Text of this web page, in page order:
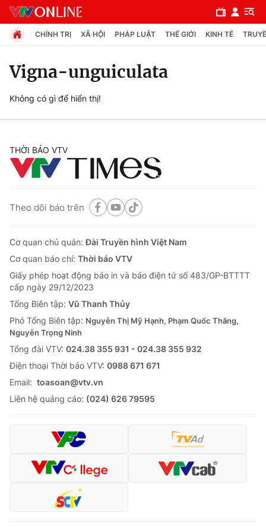
Chuyên mục
Chính trị
Xã hội
Thế giới
Tin tức
Thế giới đó đây
Câu chuyện quốc tế
Kinh tế
Tài chính
Thị trường
Góc doanh nghiệp
Dữ liệu và đời sống
Truyền hình
Phim VTV
Giải trí
Đời sống
Làm đẹp
Chất lượng cuộc sống
Giáo dục
Học trực tuyến
Công nghệ
CHÍNH TRỊ XÃ HỘI PHÁP LUẬT THẾ GIỚI KINH TẾ
Vigna-unguiculata
Không có gì để hiển thị!
THỜI BÁO VTV
Theo dõi báo trên
Cơ quan chủ quản:Đài Truyền hình Việt Nam
Cơ quan báo chí: Thời báo VTV
Giấy phép hoạt động báo in và báo điện tử số 483/GP-BTTTT
cấp ngày 29/12/2023
Tổng Biên tập: Vũ Thanh Thủy
Phó Tổng Biên tập: Nguyễn Thị Mỹ Hạnh, Phạm Quốc Thắng,
Nguyễn Trọng Ninh
Tổng đài VTV: 024.38 355 931 - 024.38 355 932
Ðiện thoại Thời báo VTV: 0988 671 671
Email: toasoan@vtv.vn
Liên hệ quảng cáo: (024) 626 79595